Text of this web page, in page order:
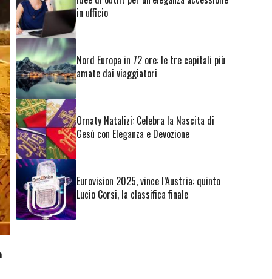
in ufficio
Nord Europa in 72 ore: le tre capitali più
amate dai viaggiatori
Ornaty Natalizi: Celebra la Nascita di
Gesù con Eleganza e Devozione
Eurovision 2025, vince l’Austria: quinto
Lucio Corsi, la classifica finale